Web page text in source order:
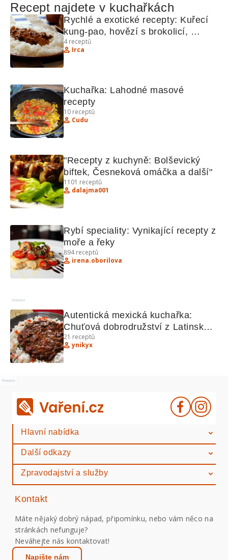
Recept najdete v kuchařkách
Rychlé a exotické recepty: Kuřecí
kung-pao, hovězí s brokolicí,
bleskový koláč
4receptů
Irca
Kuchařka: Lahodné masové
recepty
10 receptů
Cudu
"Recepty z kuchyně: Bolševický
biftek, Česneková omáčka a další"
1101 receptů
dalajma001
Rybí speciality: Vynikající recepty z
moře a řeky
894receptů
irena.oborilova
Reklama
Autentická mexická kuchařka:
Chuťová dobrodružství z Latinské
Ameriky
21 receptů
ynikyx
Reklama
Hlavní nabídka
Další odkazy
Zpravodajství a služby
Kontakt
Máte nějaký dobrý nápad, připomínku, nebo vám něco na
stránkách nefunguje?
Neváhejte nás kontaktovat!
Napište nám